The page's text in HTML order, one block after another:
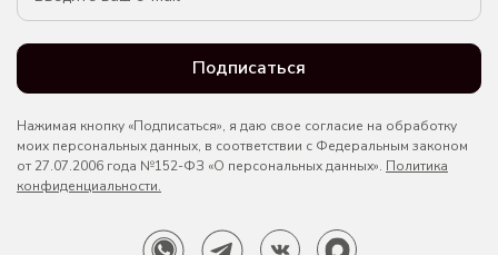
Подписаться
Нажимая кнопку «Подписаться», я даю свое согласие на обработку
моих персональных данных, в соответствии с Федеральным законом
от 27.07.2006 года №152-ФЗ «О персональных данных». Политика
конфиденциальности.